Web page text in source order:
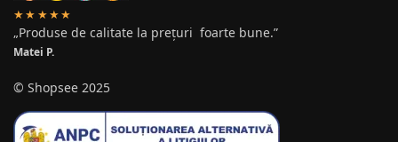
★★★★★
„Produse de calitate la prețuri foarte bune.”
Matei P.
© Shopsee 2025